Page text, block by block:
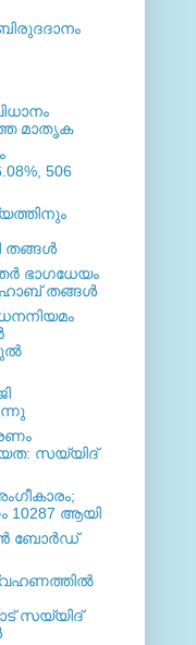
മാതൃക
506
തങ്ങള്‍
ഭാഗധേയം
തങ്ങള്‍
സയ്യിദ്
ആയി
ബോര്‍ഡ്
സയ്യിദ്